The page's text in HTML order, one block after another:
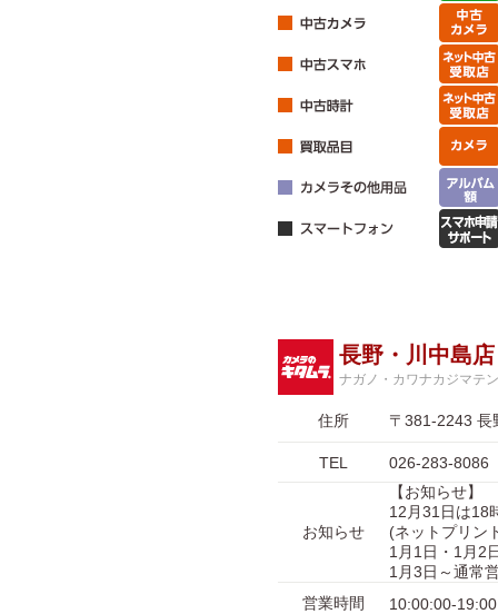
長野・川中島店
ナガノ・カワナカジマテン
住所 〒381-2243 長
TEL 026-283-8086
お知らせ
【お知らせ】
12月31日は18
(ネットプリン
1月1日・1月2
1月3日～通常
営業時間
10:00:00-